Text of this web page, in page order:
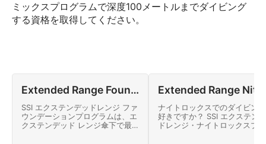
ミックスプログラムで深度100メートルまでダイビング
する資格を取得してください。
Extended Range Foundations
SSI エクステンデッドレンジ ファ
ウンデーションプログラムは、エ
クステンデッド レンジ傘下で最
ナイトロックスでのダイビン
好きですか？ SSI エクステンデッ
ドレンジ・ナイトロックスプ